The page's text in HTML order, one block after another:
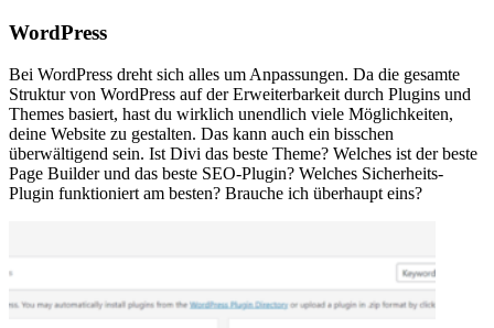
WordPress
Bei WordPress dreht sich alles um Anpassungen. Da die gesamte
Struktur von WordPress auf der Erweiterbarkeit durch Plugins und
Themes basiert, hast du wirklich unendlich viele Möglichkeiten,
deine Website zu gestalten. Das kann auch ein bisschen
überwältigend sein. Ist Divi das beste Theme? Welches ist der beste
Page Builder und das beste SEO-Plugin? Welches Sicherheits-
Plugin funktioniert am besten? Brauche ich überhaupt eins?